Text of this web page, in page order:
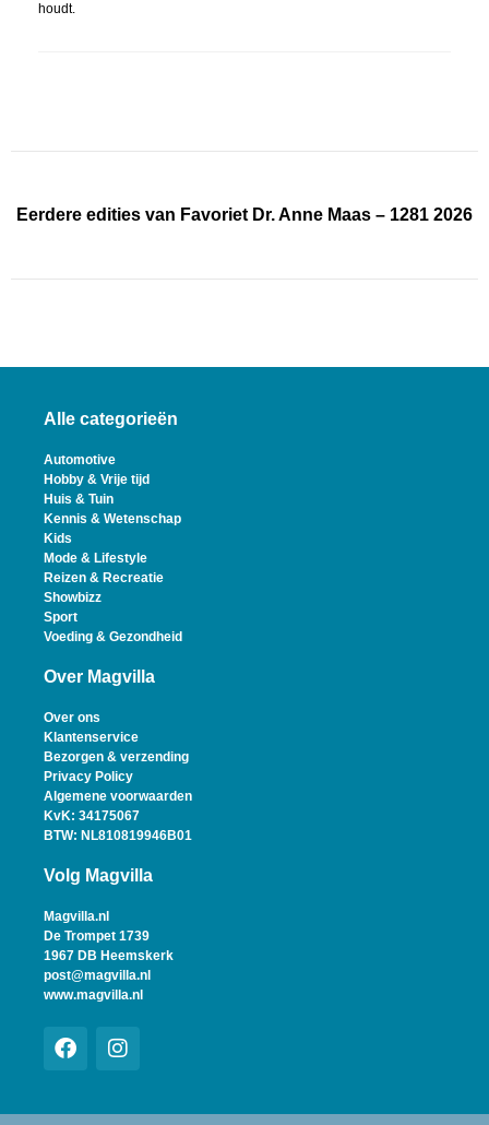
houdt.
Eerdere edities van Favoriet Dr. Anne Maas – 1281 2026
Alle categorieën
Automotive
Hobby & Vrije tijd
Huis & Tuin
Kennis & Wetenschap
Kids
Mode & Lifestyle
Reizen & Recreatie
Showbizz
Sport
Voeding & Gezondheid
Over Magvilla
Over ons
Klantenservice
Bezorgen & verzending
Privacy Policy
Algemene voorwaarden
KvK: 34175067
BTW: NL810819946B01
Volg Magvilla
Magvilla.nl
De Trompet 1739
1967 DB Heemskerk
post@magvilla.nl
www.magvilla.nl